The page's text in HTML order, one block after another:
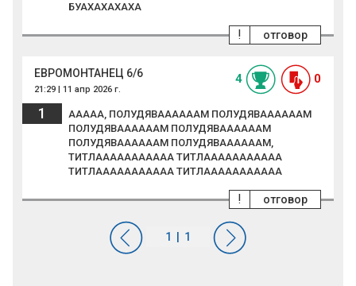
БУАХАХАХАХА
отговор
!
ЕВРОМОНТАНЕЦ 6/6
21:29 | 11 апр 2026 г.
4 0
1
ААААА, ПОЛУДЯВААААААМ ПОЛУДЯВААААААМ
ПОЛУДЯВААААААМ ПОЛУДЯВААААААМ
ПОЛУДЯВААААААМ ПОЛУДЯВААААААМ,
ТИТЛААААААААААА ТИТЛААААААААААА
ТИТЛААААААААААА ТИТЛААААААААААА
отговор
!